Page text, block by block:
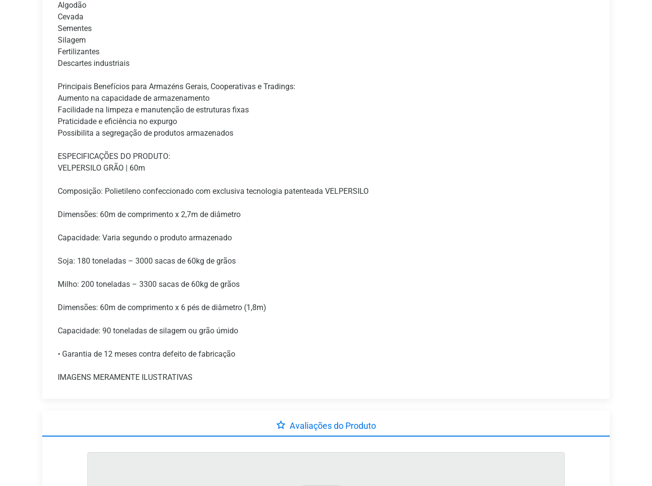
Algodão
Cevada
Sementes
Silagem
Fertilizantes
Descartes industriais
Principais Benefícios para Armazéns Gerais, Cooperativas e Tradings:
Aumento na capacidade de armazenamento
Facilidade na limpeza e manutenção de estruturas fixas
Praticidade e eficiência no expurgo
Possibilita a segregação de produtos armazenados
ESPECIFICAÇÕES DO PRODUTO:
VELPERSILO GRÃO | 60m
Composição: Polietileno confeccionado com exclusiva tecnologia patenteada VELPERSILO
Dimensões: 60m de comprimento x 2,7m de diâmetro
Capacidade: Varia segundo o produto armazenado
Soja: 180 toneladas – 3000 sacas de 60kg de grãos
Milho: 200 toneladas – 3300 sacas de 60kg de grãos
Dimensões: 60m de comprimento x 6 pés de diâmetro (1,8m)
Capacidade: 90 toneladas de silagem ou grão úmido
• Garantia de 12 meses contra defeito de fabricação
IMAGENS MERAMENTE ILUSTRATIVAS
Avaliações do Produto